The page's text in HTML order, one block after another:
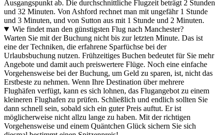
Ausgangspunkt ab. Die durchschnittliche Flugzeit beträgt 2 Stunden
und 32 Minuten. Von Ashford rechnet man mit ungefähr 1 Stunde
und 3 Minuten, und von Sutton aus mit 1 Stunde und 2 Minuten.
Wie findet man den günstigsten Flug nach Manchester?
Warten Sie mit der Buchung nicht bis zur letzten Minute. Das ist
eine der Techniken, die erfahrene Sparfüchse bei der
Urlaubsbuchung nutzen. Frühzeitiges Buchen bedeutet für Sie mehr
Angebote und damit auch preiswertere Flüge. Noch eine einfache
Vorgehensweise bei der Buchung, um Geld zu sparen, ist, nicht das
Erstbeste zu nehmen. Wenn Ihre Destination über mehrere
Flughäfen verfügt, kann es sich lohnen, das Flugangebot zu einem
kleineren Flughafen zu prüfen. Schließlich und endlich sollten Sie
dann schnell sein, sobald sich ein guter Preis auftut. Er ist
möglicherweise nicht allzu lange zu haben. Mit der richtigen
Vorgehensweise und einem Quäntchen Glück sichern Sie sich